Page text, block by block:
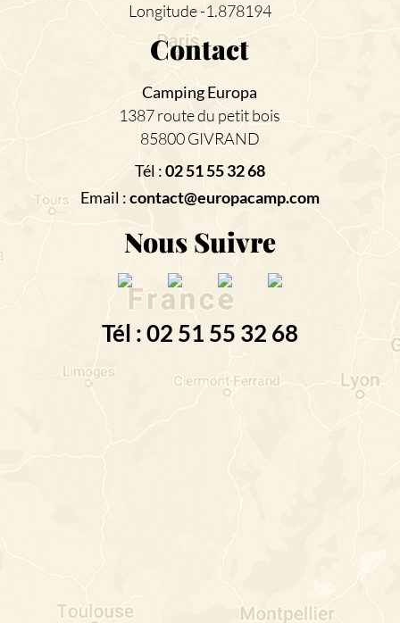
Longitude -1.878194
Contact
Camping Europa
1387 route du petit bois
85800 GIVRAND
Tél :02 51 55 32 68
Email :contact@europacamp.com
Nous Suivre
Tél : 02 51 55 32 68